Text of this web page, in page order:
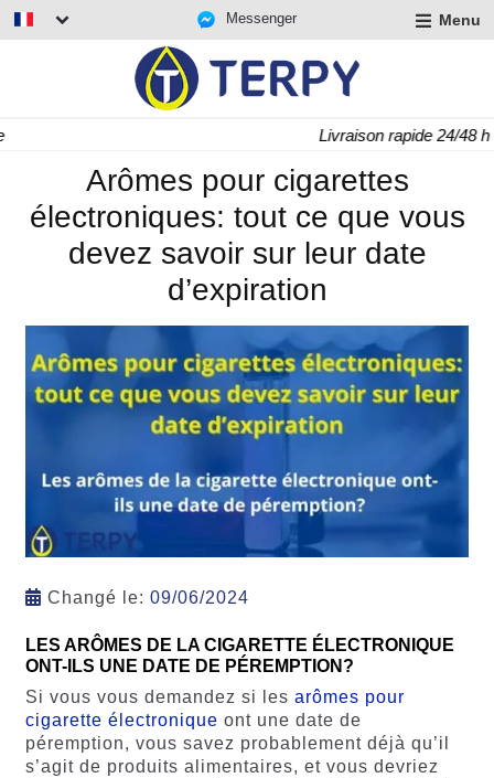
Messenger Menu
Livraison rapide 24/48 h
Arômes pour cigarettes
électroniques: tout ce que vous
devez savoir sur leur date
d’expiration
Changé le: 09/06/2024
LES ARÔMES DE LA CIGARETTE ÉLECTRONIQUE
ONT-ILS UNE DATE DE PÉREMPTION?
Si vous vous demandez si les arômes pour
cigarette électronique ont une date de
péremption, vous savez probablement déjà qu’il
s’agit de produits alimentaires, et vous devriez